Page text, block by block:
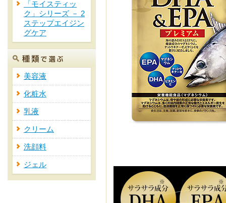
「モイスティッ
ク」シリーズ － 2
ステップエイジン
グケア
美容液
化粧水
乳液
クリーム
洗顔料
ジェル